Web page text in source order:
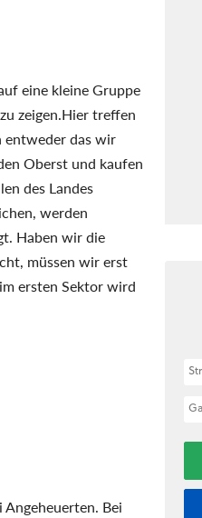
eine kleine Gruppe
zeigen.Hier treffen
entweder das wir
Oberst und kaufen
des Landes
werden
Haben wir die
müssen wir erst
ersten Sektor wird
Bei